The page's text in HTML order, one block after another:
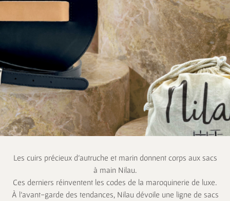
Les cuirs précieux d’autruche et marin donnent corps aux sacs
à main Nilau.
Ces derniers réinventent les codes de la maroquinerie de luxe.
À l’avant-garde des tendances, Nilau dévoile une ligne de sacs